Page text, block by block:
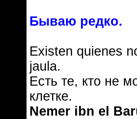
Бываю редко.
Existen quienes
jaula.
Есть те, кто не
клетке.
Nemer ibn el